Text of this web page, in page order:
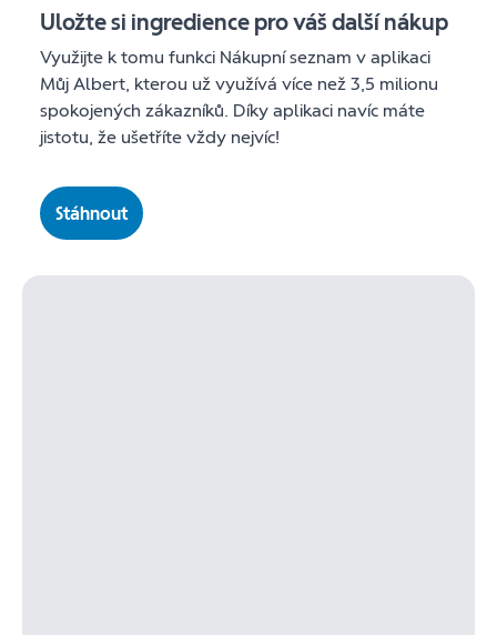
Uložte si ingredience pro váš další nákup
Využijte k tomu funkci Nákupní seznam v aplikaci
Můj Albert, kterou už využívá více než 3,5 milionu
spokojených zákazníků. Díky aplikaci navíc máte
jistotu, že ušetříte vždy nejvíc!
Stáhnout